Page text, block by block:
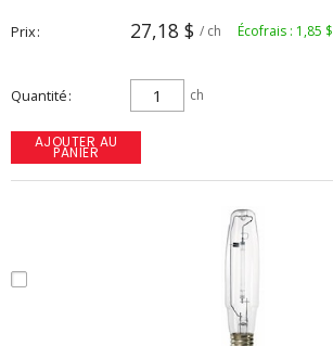
Prix 27,18 $ / ch Écofrais : 1,85 $
Quantité ch
AJOUTER AU
PANIER